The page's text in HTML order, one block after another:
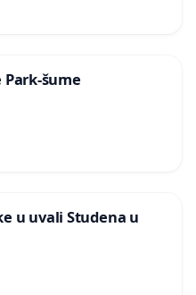
šume
u uvali Studena u